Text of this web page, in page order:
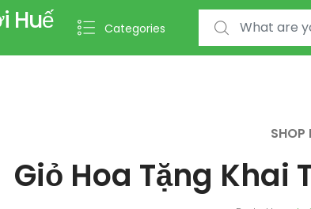
Huế Categories
Search for:
Giỏ Hoa Tặng Khai